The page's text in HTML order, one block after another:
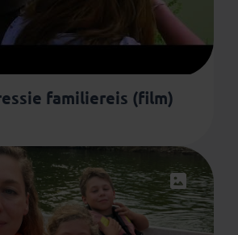
familiereis (film)